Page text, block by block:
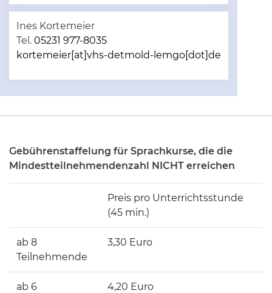
Ines Kortemeier
Tel. 05231 977-8035
kortemeier[at]vhs-detmold-lemgo[dot]de
Gebührenstaffelung für Sprachkurse, die die
Mindestteilnehmendenzahl NICHT erreichen
Preis pro Unterrichtsstunde
(45 min.)
ab 8
Teilnehmende
3,30 Euro
ab 6
4,20 Euro